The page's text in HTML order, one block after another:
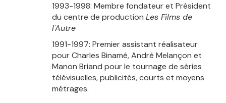
1993-1998: Membre fondateur et Président
du centre de production Les Films de
l'Autre
1991-1997: Premier assistant réalisateur
pour Charles Binamé, André Melançon et
Manon Briand pour le tournage de séries
télévisuelles, publicités, courts et moyens
métrages.